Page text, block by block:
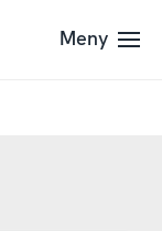
Meny